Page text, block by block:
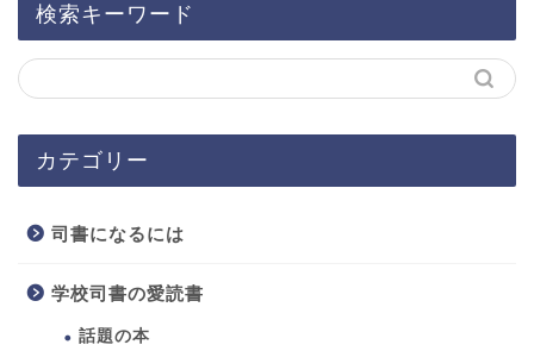
検索キーワード
カテゴリー
司書になるには
学校司書の愛読書
話題の本